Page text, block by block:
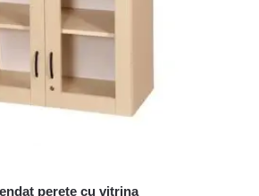
perete cu vitrina